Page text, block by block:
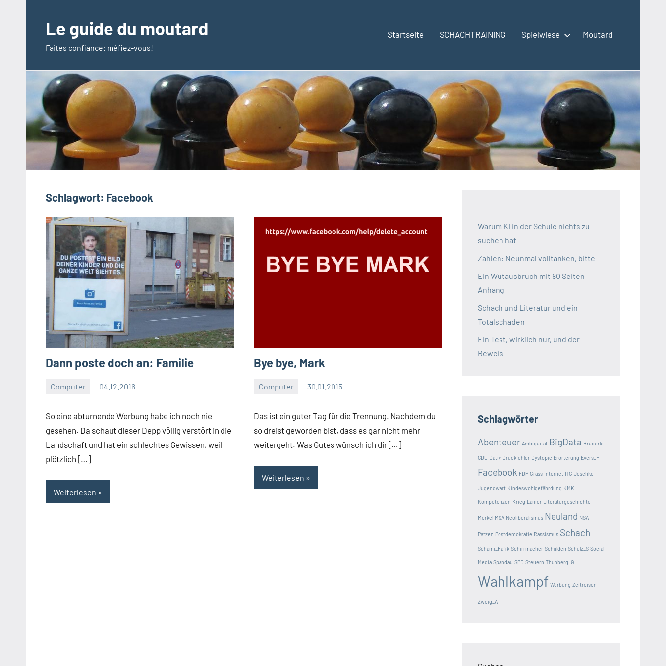
springenLe guide du moutard
Faites confiance: méfiez-vous!
Startseite SCHACHTRAINING Spielwiese Moutard
Schlagwort: Facebook
Dann poste doch an: Familie
Computer 04.12.2016
Moutard
So eine abturnende Werbung habe ich noch nie
gesehen. Da schaut dieser Depp völlig verstört in die
Landschaft und hat ein schlechtes Gewissen, weil
plötzlich […]
Weiterlesen
Bye bye, Mark
Computer 30.01.2015
Moutard
Das ist ein guter Tag für die Trennung. Nachdem du
so dreist geworden bist, dass es gar nicht mehr
weitergeht. Was Gutes wünsch ich dir […]
Weiterlesen
Warum KI in der Schule nichts zu
suchen hat
Zahlen: Neunmal volltanken, bitte
Ein Wutausbruch mit 80 Seiten
Anhang
Schach und Literatur und ein
Totalschaden
Ein Test, wirklich nur, und der
Beweis
Schlagwörter
Abenteuer Ambiguität BigData Brüderle
CDU Dativ Druckfehler Dystopie Erörterung Evers_H
Facebook FDP Grass Internet ITG Jeschke
Jugendwart Kindeswohlgefährdung KMK
Kompetenzen Krieg Lanier Literaturgeschichte
Merkel MSA Neoliberalismus Neuland NSA
Patzen Postdemokratie Rassismus Schach
Schami_Rafik Schirrmacher Schulden Schulz_S Social
Media Spandau SPD Steuern Thunberg_G
Wahlkampf Werbung Zeitreisen
Zweig_A